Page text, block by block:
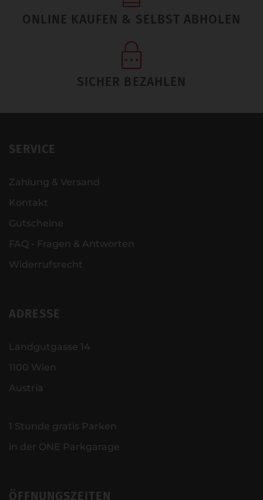
ONLINE KAUFEN & SELBST ABHOLEN
SICHER BEZAHLEN
SERVICE
Zahlung & Versand
Kontakt
Gutscheine
FAQ - Fragen & Antworten
Widerrufsrecht
ADRESSE
Landgutgasse 14
1100 Wien
Austria
1 Stunde gratis Parken
in der ONE Parkgarage
ÖFFNUNGSZEITEN